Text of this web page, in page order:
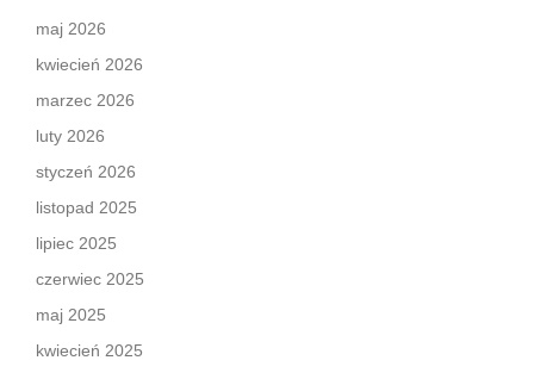
maj 2026
kwiecień 2026
marzec 2026
luty 2026
styczeń 2026
listopad 2025
lipiec 2025
czerwiec 2025
maj 2025
kwiecień 2025